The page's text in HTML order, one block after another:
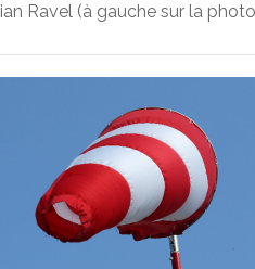
Ravel (à gauche sur la